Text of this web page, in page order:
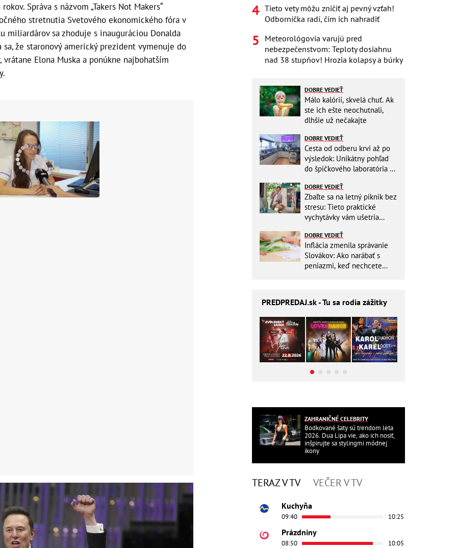
Správa s názvom „Takers Not Makers“
stretnutia Svetového ekonomického fóra v
miliardárov sa zhoduje s inauguráciou Donalda
sa, že staronový americký prezident vymenuje do
Elona Muska a ponúkne najbohatším
Tieto vety môžu zničiť aj pevný vzťah!
Odborníčka radí, čím ich nahradiť
Meteorológovia varujú pred
nebezpečenstvom: Teploty dosiahnu
nad 38 stupňov! Hrozia kolapsy a búrky
DOBRE VEDIEŤ
Málo kalórií, skvelá chuť. Ak
ste ich ešte neochutnali,
dlhšie už nečakajte
DOBRE VEDIEŤ
Cesta od odberu krvi až po
výsledok: Unikátny pohľad
do špičkového laboratória na
DOBRE VEDIEŤ
Zbaľte sa na letný piknik bez
stresu: Tieto praktické
vychytávky vám ušetria
DOBRE VEDIEŤ
Inflácia zmenila správanie
Slovákov: Ako narábať s
peniazmi, keď nechcete
PREDPREDAJ.sk - Tu sa rodia zážitky
ZAHRANIČNÉ CELEBRITY
Bodkované šaty sú trendom leta
2026. Dua Lipa vie, ako ich nosiť,
inšpirujte sa stylingmi módnej
ikony
TERAZ V TV VEČER V TV
Kuchyňa
09:40 10:25
Prázdniny
08:50 10:05